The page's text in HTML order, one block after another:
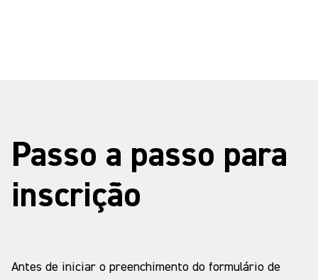
Passo a passo para
inscrição
Antes de iniciar o preenchimento do formulário de